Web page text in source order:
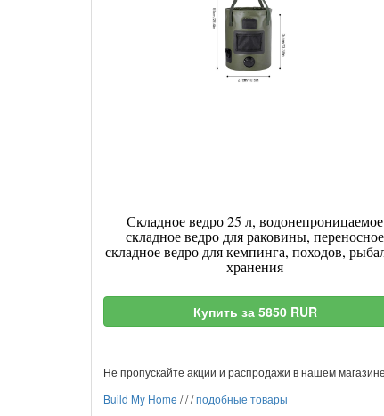
Складное ведро 25 л, водонепроницаемое
складное ведро для раковины, переносное
складное ведро для кемпинга, походов,
хранения
Купить за 5850 RUR
Не пропускайте акции и распродажи в нашем
Build My Home ///подобные товары